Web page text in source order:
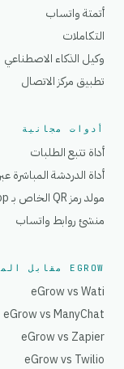
أتمتة واتساب
التكاملات
وكيل الذكاء الاصطناعي
تطبيق مركز الاتصال
أدوات مجانية
أداة تتبع الطلبات
أداة الدردشة المباشرة
مولد رمز QR الخاص بـ WhatsApp
منشئ روابط واتساب
EGROW مقابل المنافسين
eGrow vs Wati
eGrow vs ManyChat
eGrow vs Zapier
eGrow vs Twilio